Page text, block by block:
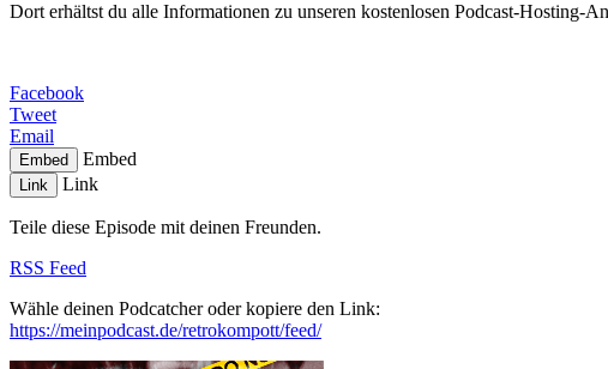
Dort erhältst du alle Informationen zu unseren kostenlosen Podcast-Hosting-
Facebook
Tweet
Email
Embed Embed
Link Link
Teile diese Episode mit deinen Freunden.
RSS Feed
Wähle deinen Podcatcher oder kopiere den Link:
https://meinpodcast.de/retrokompott/feed/